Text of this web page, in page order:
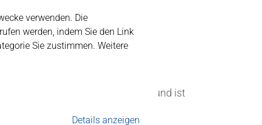
verwenden. Die
werden, indem Sie den Link
Sie zustimmen. Weitere
Details anzeigen
Francais
Francais Nederlands - BE
Oberfläche bei und ist